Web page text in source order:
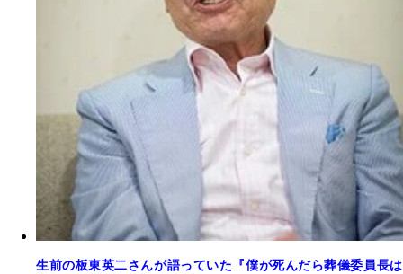
生前の板東英二さんが語っていた『僕が死んだら葬儀委員長は